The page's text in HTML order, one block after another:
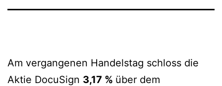
Am vergangenen Handelstag schloss die
Aktie DocuSign 3,17 % über dem